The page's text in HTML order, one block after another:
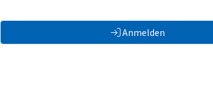
Anmelden